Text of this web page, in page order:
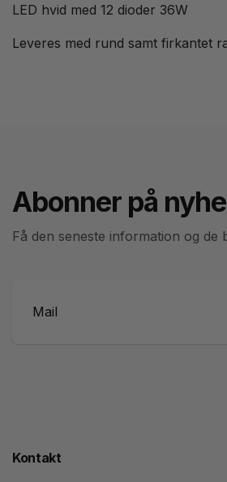
LED hvid med 12 dioder 36W
Leveres med rund samt firkantet
Abonner på
Få den seneste information og de
Kontakt